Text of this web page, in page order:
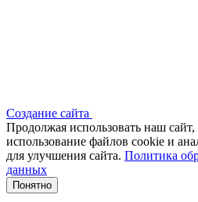
Создание сайта
Продолжая использовать наш сайт,
использование файлов сооkіе и
для улучшения сайта. Политика
данных
Понятно